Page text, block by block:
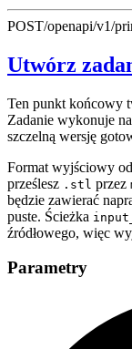
POST/openapi/v1/
Utwórz
Ten punkt końcowy
Zadanie wykonuje
szczelną wersję
Format wyjściowy
prześlesz .stl przez
będzie zawierać
puste. Ścieżka
źródłowego, więc
Parametry